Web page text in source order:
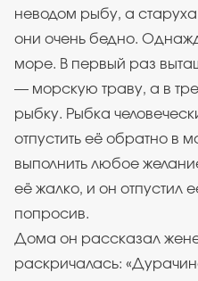
неводом рыбу, а
они очень бедно.
море. В первый раз
— морскую траву, а в
рыбку. Рыбка
отпустить её обратно в
выполнить любое
её жалко, и он отпустил
попросив.
Дома он рассказал
раскричалась: